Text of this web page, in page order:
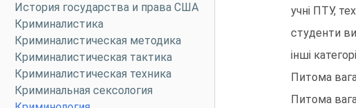
История государства и права США
Криминалистика
Криминалистическая методика
Криминалистическая тактика
Криминалистическая техника
Криминальная сексология
учні ПТУ,
студенти
інші
Питома
Питома